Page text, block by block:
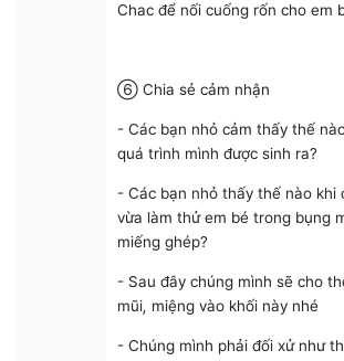
Chac để nối cuống rốn cho em
⑥ Chia sẻ cảm nhận
- Các bạn nhỏ cảm thấy thế
quá trình mình được sinh ra?
- Các bạn nhỏ thấy thế nào khi
vừa làm thử em bé trong bụng
miếng ghép?
- Sau đây chúng mình sẽ cho
mũi, miệng vào khối này nhé
- Chúng mình phải đối xử như